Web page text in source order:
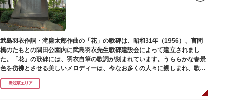
武島羽衣作詞・滝廉太郎作曲の「花」の歌碑は、昭和31年（1956）、言問
橋のたもとの隅田公園内に武島羽衣先生歌碑建設会によって建立されまし
た。「花」の歌碑には、羽衣自筆の歌詞が刻まれています。うららかな春景
色を彷彿とさせる美しいメロディーは、今なお多くの人々に親しまれ、歌い
つがれています。
奥浅草エリア